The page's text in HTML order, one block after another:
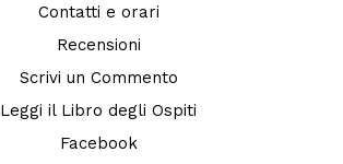
Contatti e orari
Recensioni
Scrivi un Commento
Leggi il Libro degli Ospiti
Facebook